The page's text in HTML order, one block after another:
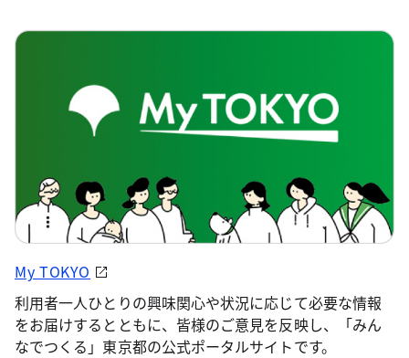
My TOKYO
利用者一人ひとりの興味関心や状況に応じて必要な情報
をお届けするとともに、皆様のご意見を反映し、「みん
なでつくる」東京都の公式ポータルサイトです。